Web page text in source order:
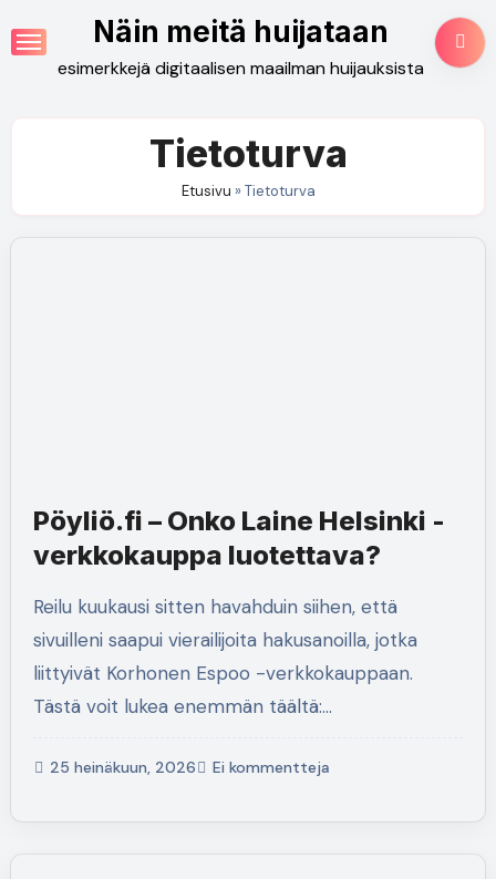
to
content
Näin meitä huijataan
esimerkkejä digitaalisen maailman huijauksista
Tietoturva
Etusivu »Tietoturva
Pöyliö.fi – Onko Laine Helsinki -
verkkokauppa luotettava?
Reilu kuukausi sitten havahduin siihen, että
sivuilleni saapui vierailijoita hakusanoilla, jotka
liittyivät Korhonen Espoo -verkkokauppaan.
Tästä voit lukea enemmän täältä:…
25 heinäkuun, 2026 Ei kommentteja